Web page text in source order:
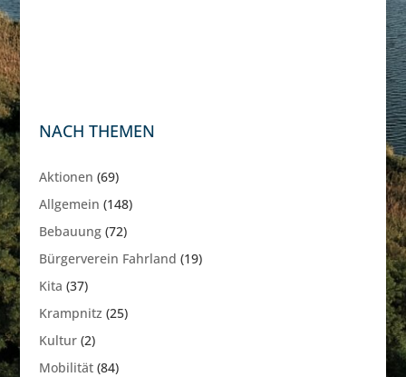
NACH THEMEN
Aktionen (69)
Allgemein (148)
Bebauung(72)
Bürgerverein Fahrland (19)
Kita (37)
Krampnitz (25)
Kultur(2)
Mobilität(84)